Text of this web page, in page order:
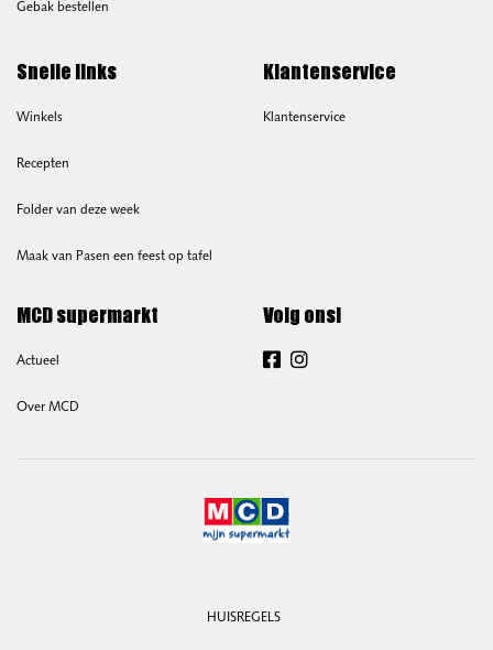
Gebak bestellen
Snelle links
Winkels
Recepten
Folder van deze week
Maak van Pasen een feest op tafel
Klantenservice
Klantenservice
MCD supermarkt
Actueel
Over MCD
Volg ons!
Facebook
HUISREGELS